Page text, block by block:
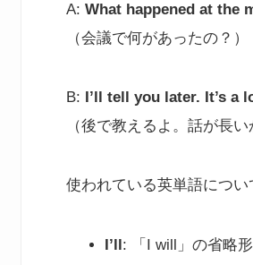
A: What happened at the
（会議で何があったの？）
B:
I’ll tell you later. It’s a
（後で教えるよ。話が長い
使われている英単語につい
I’ll : 「I will」の省略